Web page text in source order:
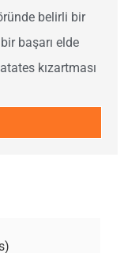
belirli bir
başarı elde
kızartması